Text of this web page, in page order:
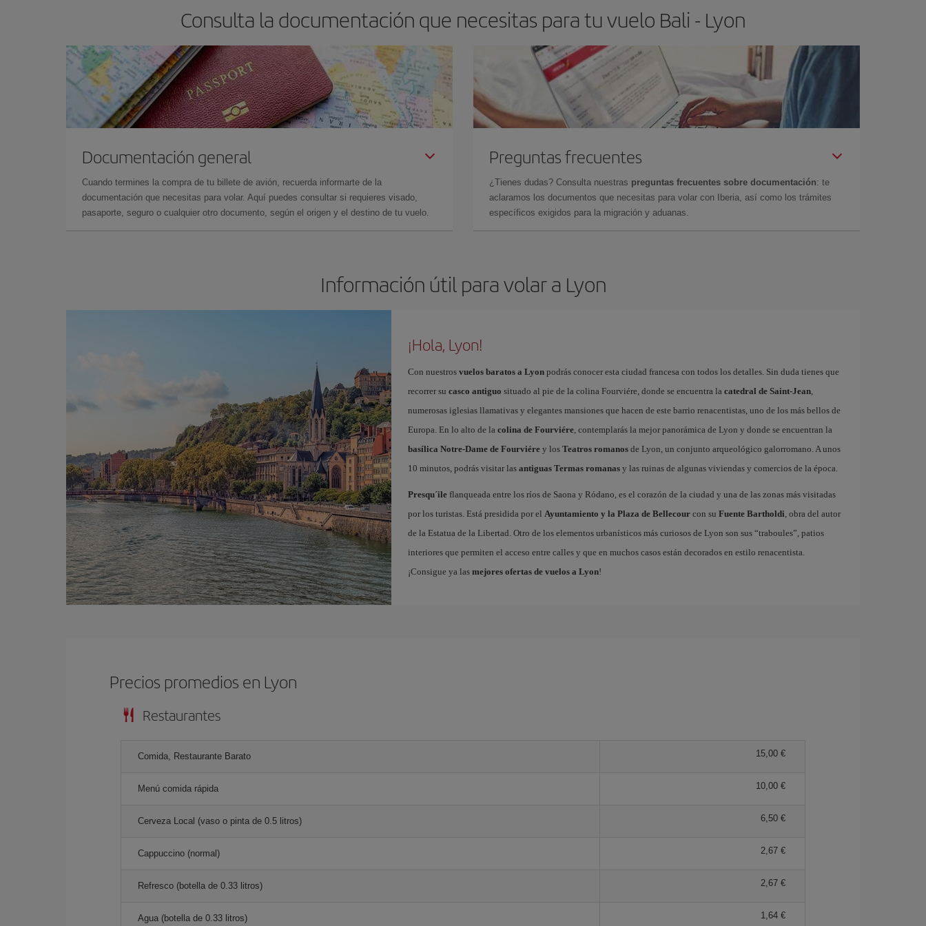
Consulta la documentación que necesitas para tu vuelo Bali - Lyon
Documentación general
Cuando termines la compra de tu billete de avión, recuerda informarte de la
documentación que necesitas para volar. Aquí puedes consultar si requieres visado,
pasaporte, seguro o cualquier otro documento, según el origen y el destino de tu vuelo.
Preguntas frecuentes
¿Tienes dudas? Consulta nuestras preguntas frecuentes sobre documentación: te
aclaramos los documentos que necesitas para volar con Iberia, así como los trámites
específicos exigidos para la migración y aduanas.
Información útil para volar a Lyon
¡Hola, Lyon!
Con nuestros vuelos baratos a Lyonpodrás conocer esta ciudad francesa con todos los detalles. Sin duda tienes que
recorrer su casco antiguo situado al pie de la colina Fourviére, donde se encuentra la catedral de Saint-Jean,
numerosas iglesias llamativas y elegantes mansiones que hacen de este barrio renacentistas, uno de los más bellos de
Europa. En lo alto de la colina de Fourviére, contemplarás la mejor panorámica de Lyon y donde se encuentran la
basílica Notre-Dame de Fourviérey los Teatros romanosde Lyon, un conjunto arqueológico galorromano. A unos
10 minutos, podrás visitar las antiguas Termas romanasy las ruinas de algunas viviendas y comercios de la época.
Presqu´ileflanqueada entre los ríos de Saona y Ródano, es el corazón de la ciudad y una de las zonas más visitadas
por los turistas. Está presidida por el Ayuntamiento y la Plaza de Bellecourcon su Fuente Bartholdi, obra del autor
de la Estatua de la Libertad. Otro de los elementos urbanísticos más curiosos de Lyon son sus “traboules”, patios
interiores que permiten el acceso entre calles y que en muchos casos están decorados en estilo renacentista.
¡Consigue ya las mejores ofertas de vuelos a Lyon!
Precios promedios en Lyon
Restaurantes
Comida, Restaurante Barato 15,00 €
Menú comida rápida 10,00 €
Cerveza Local (vaso o pinta de 0.5 litros) 6,50 €
Cappuccino (normal) 2,67 €
Refresco (botella de 0.33 litros) 2,67 €
Agua (botella de 0.33 litros) 1,64 €